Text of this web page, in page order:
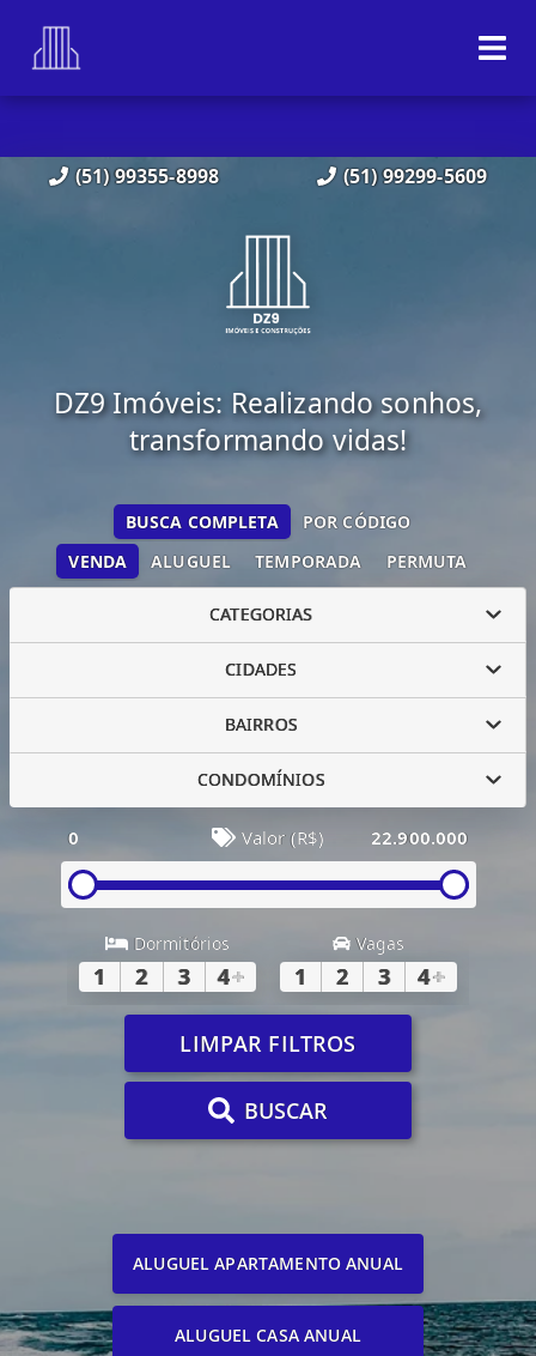
(51) 99355-8998 (51) 99299-5609
DZ9 Imóveis: Realizando sonhos,
transformando vidas!
VENDA ALUGUEL TEMPORADA PERMUTA
BUSCA COMPLETA POR CÓDIGO
CATEGORIAS
CIDADES
BAIRROS
CONDOMÍNIOS
0 Valor (R$) 22.900.000
Dormitórios
1 2 3 4+
Vagas
1 2 3 4+
LIMPAR FILTROS
BUSCAR
ALUGUEL APARTAMENTO ANUAL
ALUGUEL CASA ANUAL